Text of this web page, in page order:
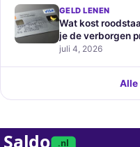
GELD LENEN
Wat kost
je de verborgen
juli 4, 2026
Saldo .nl